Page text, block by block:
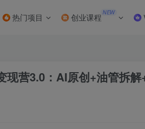
热门项目 创业课程 NEW
现营3.0：AI原创+油管拆